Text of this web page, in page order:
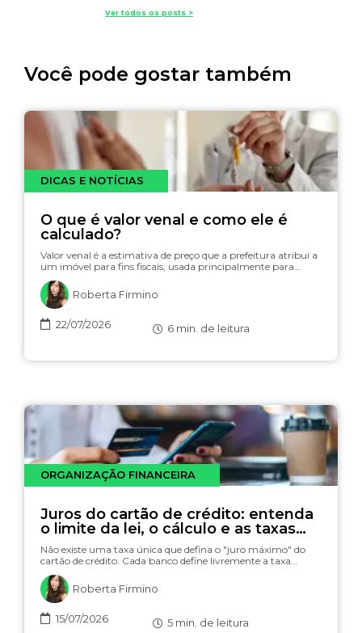
Ver todos os posts >
Você pode gostar também
DICAS E NOTÍCIAS
O que é valor venal e como ele é
calculado?
Valor venal é a estimativa de preço que a prefeitura atribui a
um imóvel para fins fiscais, usada principalmente para…
Roberta Firmino
22/07/2026 6 min. de leitura
ORGANIZAÇÃO FINANCEIRA
Juros do cartão de crédito: entenda
o limite da lei, o cálculo e as taxas
(com simulador)
Não existe uma taxa única que defina o "juro máximo" do
cartão de crédito. Cada banco define livremente a taxa…
Roberta Firmino
15/07/2026 5 min. de leitura